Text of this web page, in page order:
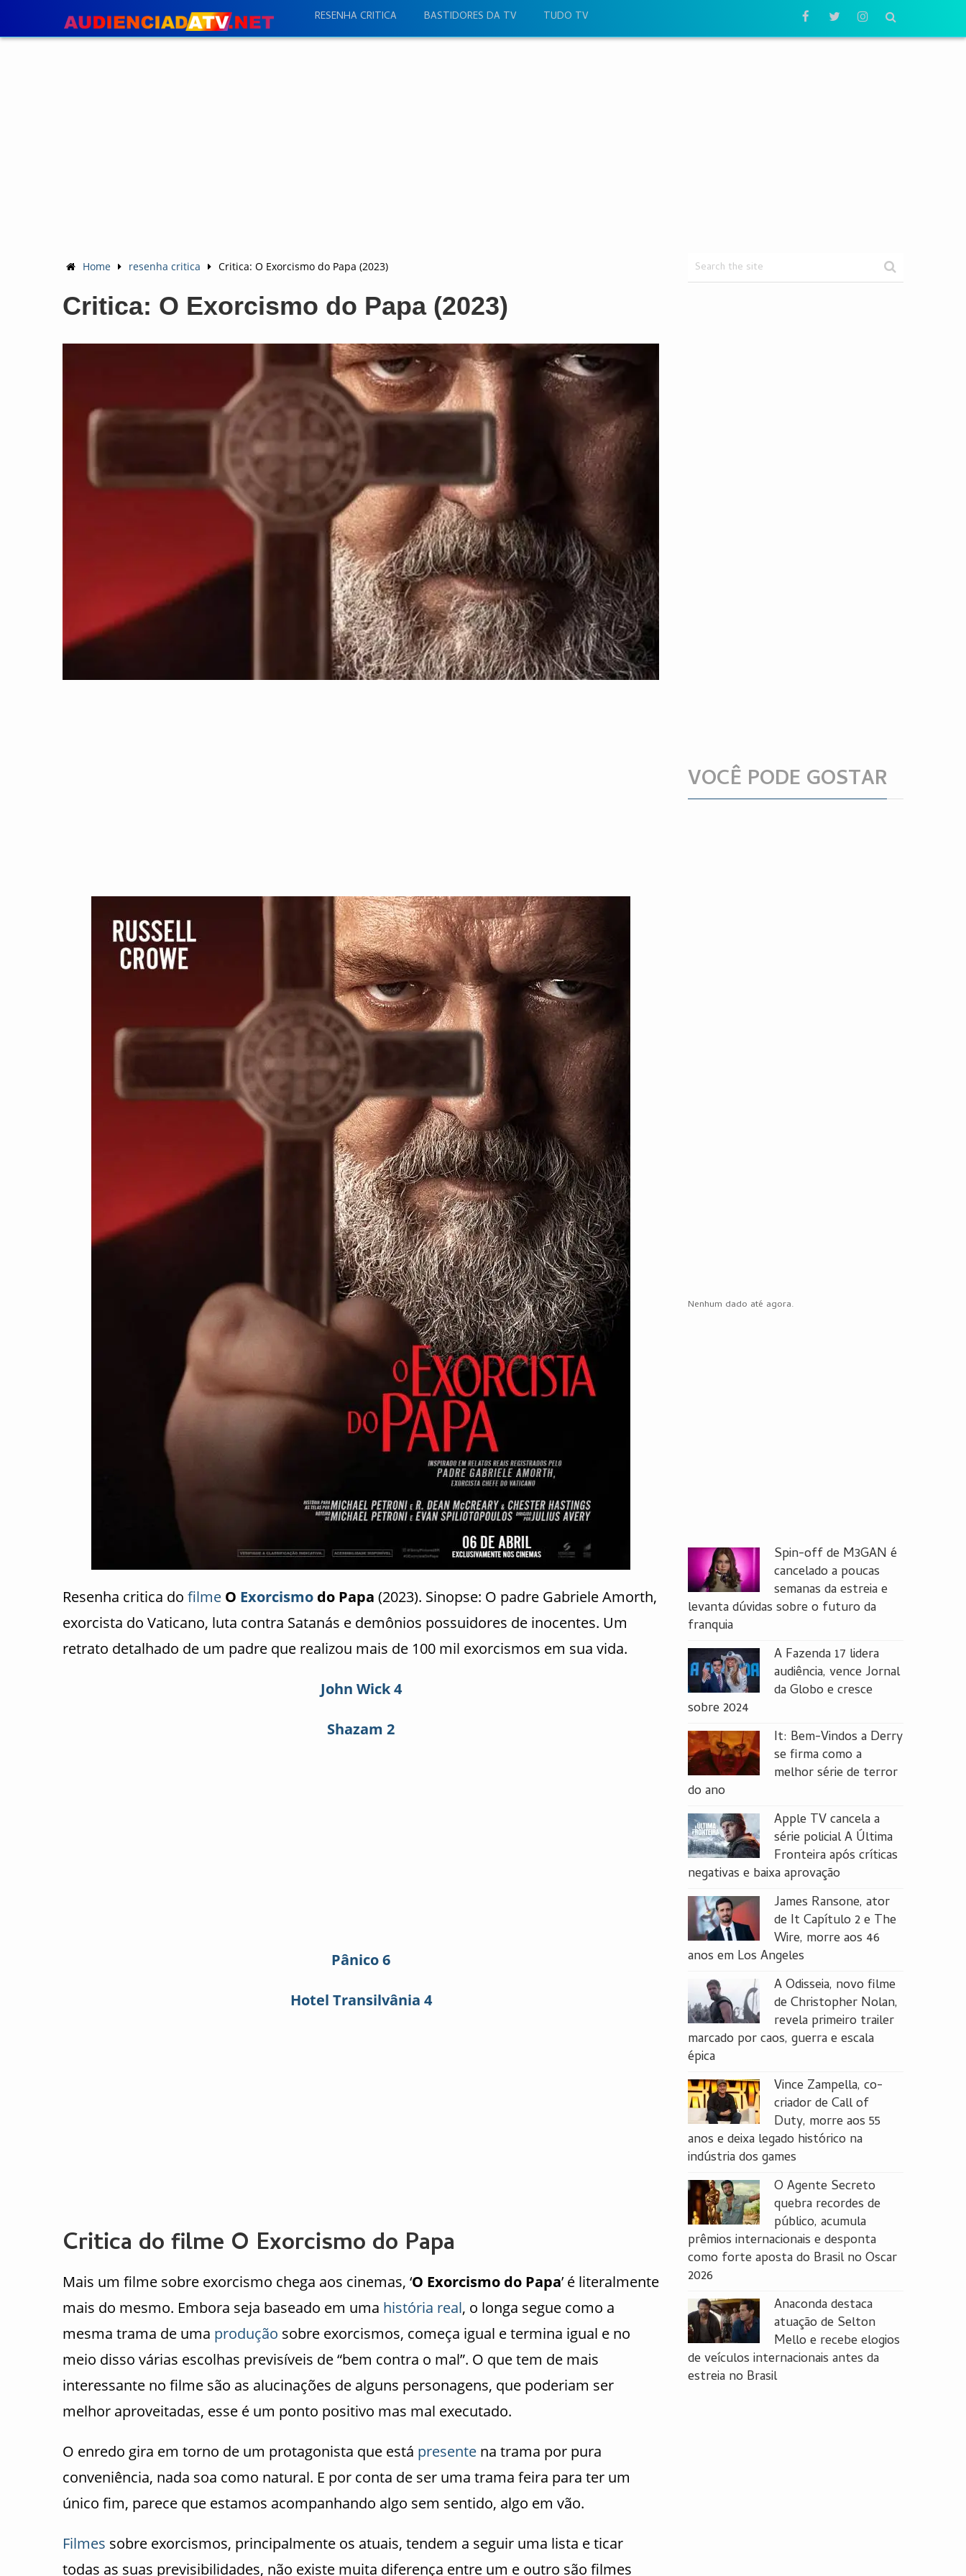
RESENHA CRITICA BASTIDORES DA TV TUDO TV
Home resenha critica Critica: O Exorcismo do Papa (2023)
Critica: O Exorcismo do Papa (2023)
Resenha critica do filme O Exorcismo do Papa (2023). Sinopse: O padre Gabriele Amorth,
exorcista do Vaticano, luta contra Satanás e demônios possuidores de inocentes. Um
retrato detalhado de um padre que realizou mais de 100 mil exorcismos em sua vida.
John Wick 4
Shazam 2
Pânico 6
Hotel Transilvânia 4
Critica do filme O Exorcismo do Papa
Mais um filme sobre exorcismo chega aos cinemas, ‘O Exorcismo do Papa’ é literalmente
mais do mesmo. Embora seja baseado em uma história real, o longa segue como a
mesma trama de uma produção sobre exorcismos, começa igual e termina igual e no
meio disso várias escolhas previsíveis de “bem contra o mal”. O que tem de mais
interessante no filme são as alucinações de alguns personagens, que poderiam ser
melhor aproveitadas, esse é um ponto positivo mas mal executado.
O enredo gira em torno de um protagonista que está presente na trama por pura
conveniência, nada soa como natural. E por conta de ser uma trama feira para ter um
único fim, parece que estamos acompanhando algo sem sentido, algo em vão.
Filmes sobre exorcismos, principalmente os atuais, tendem a seguir uma lista e ticar
todas as suas previsibilidades, não existe muita diferença entre um e outro são filmes
VOCÊ PODE GOSTAR
Nenhum dado até agora.
Spin-off de M3GAN é
cancelado a poucas
semanas da estreia e
levanta dúvidas sobre o futuro da
franquia
A Fazenda 17 lidera
audiência, vence Jornal
da Globo e cresce
sobre 2024
It: Bem-Vindos a Derry
se firma como a
melhor série de terror
do ano
Apple TV cancela a
série policial A Última
Fronteira após críticas
negativas e baixa aprovação
James Ransone, ator
de It Capítulo 2 e The
Wire, morre aos 46
anos em Los Angeles
A Odisseia, novo filme
de Christopher Nolan,
revela primeiro trailer
marcado por caos, guerra e escala
épica
Vince Zampella, co-
criador de Call of
Duty, morre aos 55
anos e deixa legado histórico na
indústria dos games
O Agente Secreto
quebra recordes de
público, acumula
prêmios internacionais e desponta
como forte aposta do Brasil no Oscar
2026
Anaconda destaca
atuação de Selton
Mello e recebe elogios
de veículos internacionais antes da
estreia no Brasil